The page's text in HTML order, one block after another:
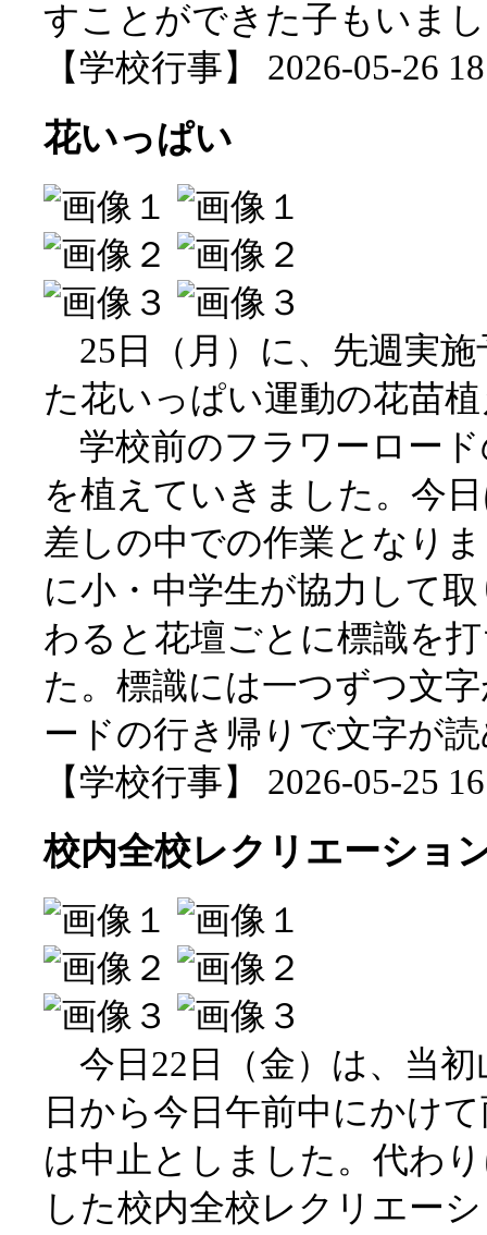
すことができた子もいま
【学校行事】 2026-05-26
花いっぱい
25日（月）に、先週実
た花いっぱい運動の花苗
学校前のフラワーロー
を植えていきました。今
差しの中での作業となり
に小・中学生が協力して
わると花壇ごとに標識を
た。標識には一つずつ文
ードの行き帰りで文字が
【学校行事】 2026-05-25
校内全校レクリエーショ
今日22日（金）は、当
日から今日午前中にかけ
は中止としました。代わ
した校内全校レクリエー